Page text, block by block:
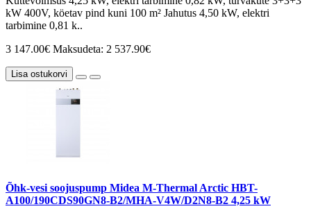
kW 400V, köetav pind kuni 100 m² Jahutus 4,50 kW, elektri
tarbimine 0,81 k..
3 147.00€ Maksudeta: 2 537.90€
Lisa ostukorvi
Õhk-vesi soojuspump Midea M-Thermal Arctic HBT-
A100/190CDS90GN8-B2/MHA-V4W/D2N8-B2 4,25 kW